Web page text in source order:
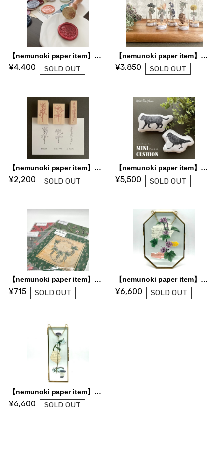
【nemunoki paper item】魔女の庭 シーリングスタンプヘッド
¥4,400 SOLD OUT
【nemunoki paper item】マンドラゴラの瓶詰め原画
¥3,850 SOLD OUT
【nemunoki paper item】スタンプとミニカードセット
¥2,200 SOLD OUT
【nemunoki paper item】ミニクッションセット
¥5,500 SOLD OUT
【nemunoki paper item】クリーニングクロス
¥715 SOLD OUT
【nemunoki paper item】コラージュ原画「ウスベニアオイ」
¥6,600 SOLD OUT
【nemunoki paper item】コラージュ原画「枯と螺旋」
¥6,600 SOLD OUT